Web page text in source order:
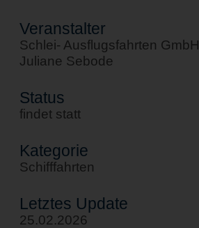
Veranstalter
Schlei- Ausflugsfahrten GmbH
Juliane Sebode
Status
findet statt
Kategorie
Schifffahrten
Letztes Update
25.02.2026